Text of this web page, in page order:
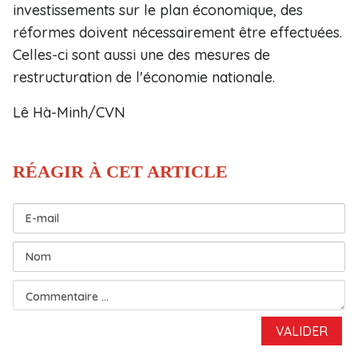
investissements sur le plan économique, des
réformes doivent nécessairement être effectuées.
Celles-ci sont aussi une des mesures de
restructuration de l'économie nationale.
Lê Hà-Minh/CVN